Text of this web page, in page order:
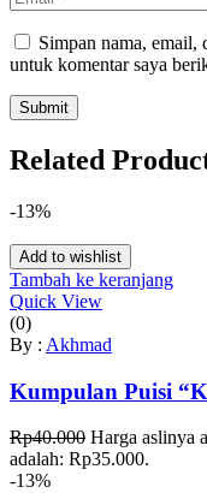
Simpan nama, email,
untuk komentar saya
Related
-13%
Add to wishlist
Tambah ke keranjang
Quick View
(0)
By : Akhmad
Kumpulan Puisi
Rp40.000 Harga aslinya
adalah: Rp35.000.
-13%